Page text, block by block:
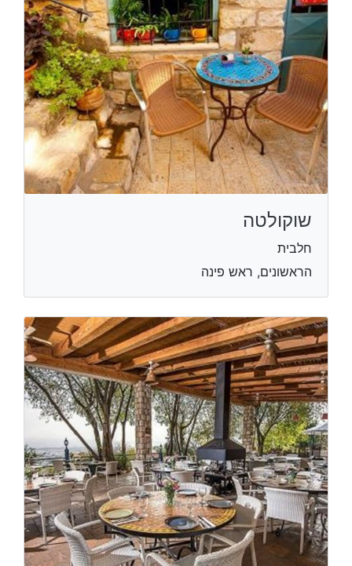
שוקולטה
חלבית
הראשונים, ראש פינה